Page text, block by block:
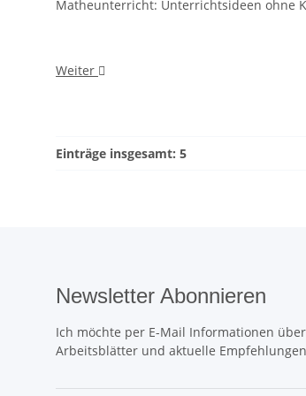
Matheunterricht: Unterrichtsideen ohne
Weiter
Einträge insgesamt: 5
Newsletter Abonnieren
Ich möchte per E-Mail Informationen
Arbeitsblätter und aktuelle